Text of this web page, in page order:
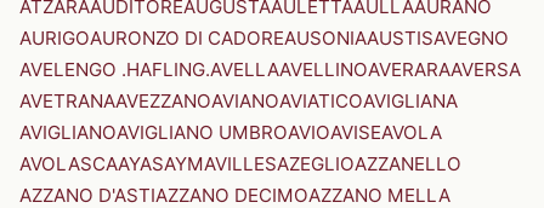
ATZARAAUDITOREAUGUSTAAULETTAAULLAAURANO
AURIGOAURONZO DI CADOREAUSONIAAUSTISAVEGNO
AVELENGO .HAFLING.AVELLAAVELLINOAVERARAAVERSA
AVETRANAAVEZZANOAVIANOAVIATICOAVIGLIANA
AVIGLIANOAVIGLIANO UMBROAVIOAVISEAVOLA
AVOLASCAAYASAYMAVILLESAZEGLIOAZZANELLO
AZZANO D'ASTIAZZANO DECIMOAZZANO MELLA